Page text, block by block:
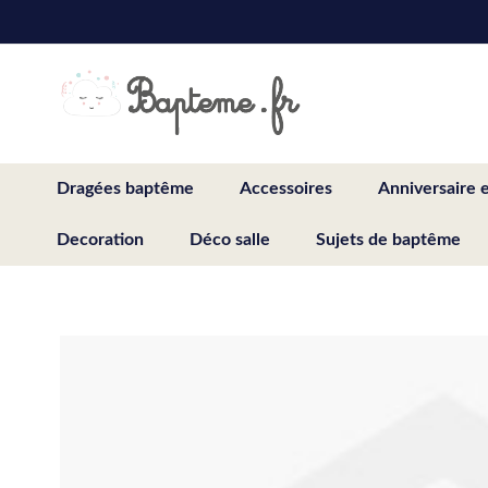
to
Dragées baptême Accessoires Anniversaire
Decoration Déco salle Sujets de baptême